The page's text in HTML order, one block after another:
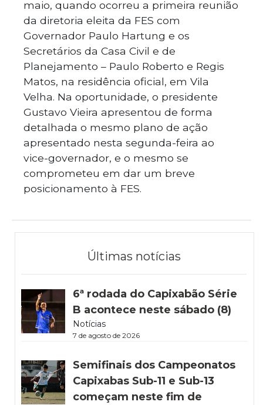
maio, quando ocorreu a primeira reunião
da diretoria eleita da FES com
Governador Paulo Hartung e os
Secretários da Casa Civil e de
Planejamento – Paulo Roberto e Regis
Matos, na residência oficial, em Vila
Velha. Na oportunidade, o presidente
Gustavo Vieira apresentou de forma
detalhada o mesmo plano de ação
apresentado nesta segunda-feira ao
vice-governador, e o mesmo se
comprometeu em dar um breve
posicionamento à FES.
Últimas notícias
6ª rodada do Capixabão Série
B acontece neste sábado (8)
Notícias
7 de agosto de 2026
Semifinais dos Campeonatos
Capixabas Sub-11 e Sub-13
começam neste fim de